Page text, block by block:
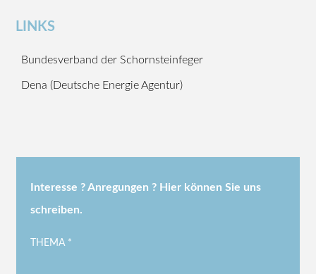
LINKS
Bundesverband der Schornsteinfeger
Dena (Deutsche Energie Agentur)
Interesse ? Anregungen ? Hier können Sie uns
schreiben.
THEMA *